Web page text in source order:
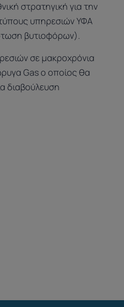
στρατηγική για την
υπηρεσιών ΥΦΑ
βυτιοφόρων).
σε μακροχρόνια
Gas ο οποίος θα
διαβούλευση